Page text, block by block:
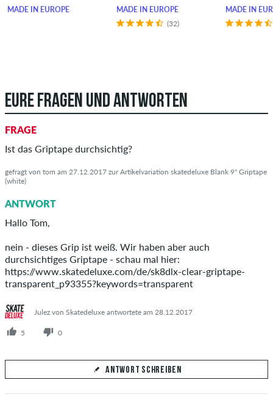
MADE IN EUROPE
MADE IN EUROPE
(32)
MADE IN
EURE FRAGEN UND ANTWORTEN
FRAGE
Ist das Griptape durchsichtig?
gefragt von tom am 27.12.2017 zur Artikelvariation skatedeluxe Blank 9" Griptape
(white)
ANTWORT
Hallo Tom,
nein - dieses Grip ist weiß. Wir haben aber auch
durchsichtiges Griptape - schau mal hier:
https://www.skatedeluxe.com/de/sk8dlx-clear-griptape-
transparent_p93355?keywords=transparent
Julez von Skatedeluxe antwortete am 28.12.2017
5 0
ANTWORT SCHREIBEN